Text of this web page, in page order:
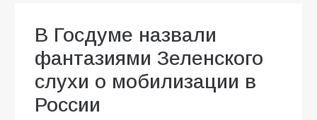
В Госдуме назвали
фантазиями Зеленского
слухи о мобилизации в
России